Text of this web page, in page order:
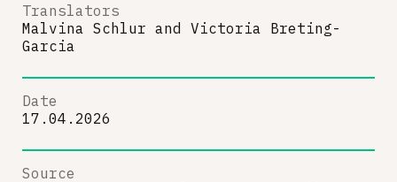
Translators
Malvina Schlur and Victoria Breting-
Garcia
Date
17.04.2026
Source